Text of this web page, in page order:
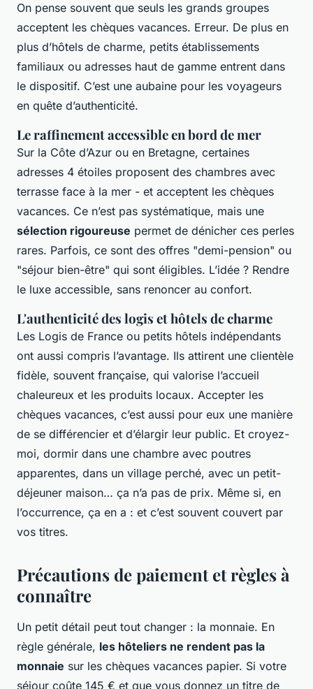
On pense souvent que seuls les grands groupes
acceptent les chèques vacances. Erreur. De plus en
plus d’hôtels de charme, petits établissements
familiaux ou adresses haut de gamme entrent dans
le dispositif. C’est une aubaine pour les voyageurs
en quête d’authenticité.
Le raffinement accessible en bord de mer
Sur la Côte d’Azur ou en Bretagne, certaines
adresses 4 étoiles proposent des chambres avec
terrasse face à la mer - et acceptent les chèques
vacances. Ce n’est pas systématique, mais une
sélection rigoureuse permet de dénicher ces perles
rares. Parfois, ce sont des offres "demi-pension" ou
"séjour bien-être" qui sont éligibles. L’idée ? Rendre
le luxe accessible, sans renoncer au confort.
L'authenticité des logis et hôtels de charme
Les Logis de France ou petits hôtels indépendants
ont aussi compris l’avantage. Ils attirent une clientèle
fidèle, souvent française, qui valorise l’accueil
chaleureux et les produits locaux. Accepter les
chèques vacances, c’est aussi pour eux une manière
de se différencier et d’élargir leur public. Et croyez-
moi, dormir dans une chambre avec poutres
apparentes, dans un village perché, avec un petit-
déjeuner maison… ça n’a pas de prix. Même si, en
l’occurrence, ça en a : et c’est souvent couvert par
vos titres.
Précautions de paiement et règles à
connaître
Un petit détail peut tout changer : la monnaie. En
règle générale, les hôteliers ne rendent pas la
monnaie sur les chèques vacances papier. Si votre
séjour coûte 145 € et que vous donnez un titre de